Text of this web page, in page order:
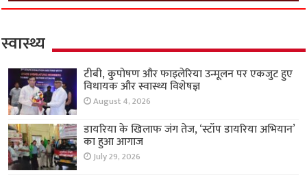
स्वास्थ्य
टीबी, कुपोषण और फाइलेरिया उन्मूलन पर एकजुट हुए
विधायक और स्वास्थ्य विशेषज्ञ
August 4, 2026
डायरिया के खिलाफ जंग तेज, ‘स्टॉप डायरिया अभियान’
का हुआ आगाज
July 29, 2026